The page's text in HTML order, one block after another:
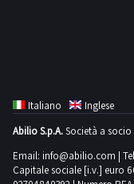
Italiano
Inglese
Abilio S.p.A.Società a
Email: info@abilio.com |
Capitale sociale [i.v.] euro